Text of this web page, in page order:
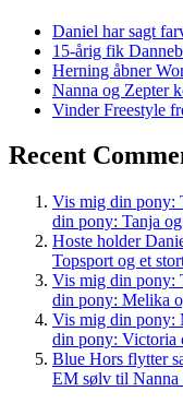
Daniel har sagt
15-årig fik
Herning åbner
Nanna og Zepter
Vinder Freestyle
Recent
Vis mig din pony:
din pony: Tanja
Hoste holder
Topsport og et
Vis mig din pony:
din pony: Melika
Vis mig din pony:
din pony: Victoria
Blue Hors flytter
EM sølv til